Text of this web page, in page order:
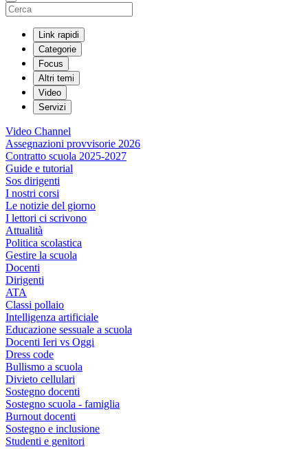
Link rapidi
Categorie
Focus
Altri temi
Video
Servizi
Video Channel
Assegnazioni provvisorie 2026
Contratto scuola 2025-2027
Guide e tutorial
Sos dirigenti
I nostri corsi
Le notizie del giorno
I lettori ci scrivono
Attualità
Politica scolastica
Gestire la scuola
Docenti
Dirigenti
ATA
Classi pollaio
Intelligenza artificiale
Educazione sessuale a scuola
Docenti Ieri vs Oggi
Dress code
Bullismo a scuola
Divieto cellulari
Sostegno docenti
Sostegno scuola - famiglia
Burnout docenti
Sostegno e inclusione
Studenti e genitori